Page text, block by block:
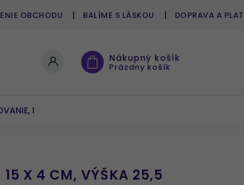
OBCHODU BALÍME S LÁSKOU DOPRAVA A
Nákupný košík
Prázdny košík
DEKOROVANIE
15 X 4 CM, VÝŠKA 25,5